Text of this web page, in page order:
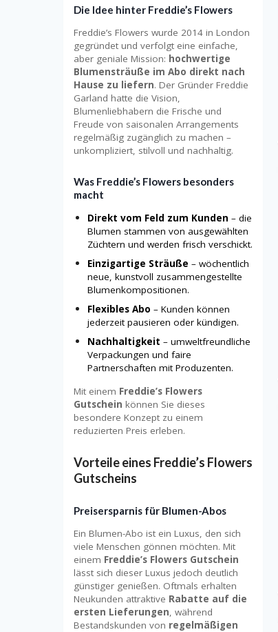
Die Idee hinter Freddie’s Flowers
Freddie’s Flowers wurde 2014 in London
gegründet und verfolgt eine einfache,
aber geniale Mission: hochwertige
Blumensträuße im Abo direkt nach
Hause zu liefern. Der Gründer Freddie
Garland hatte die Vision,
Blumenliebhabern die Frische und
Freude von saisonalen Arrangements
regelmäßig zugänglich zu machen –
unkompliziert, stilvoll und nachhaltig.
Was Freddie’s Flowers besonders
macht
Direkt vom Feld zum Kunden – die
Blumen stammen von ausgewählten
Züchtern und werden frisch verschickt.
Einzigartige Sträuße – wöchentlich
neue, kunstvoll zusammengestellte
Blumenkompositionen.
Flexibles Abo – Kunden können
jederzeit pausieren oder kündigen.
Nachhaltigkeit – umweltfreundliche
Verpackungen und faire
Partnerschaften mit Produzenten.
Mit einem Freddie’s Flowers
Gutschein können Sie dieses
besondere Konzept zu einem
reduzierten Preis erleben.
Vorteile eines Freddie’s Flowers
Gutscheins
Preisersparnis für Blumen-Abos
Ein Blumen-Abo ist ein Luxus, den sich
viele Menschen gönnen möchten. Mit
einem Freddie’s Flowers Gutschein
lässt sich dieser Luxus jedoch deutlich
günstiger genießen. Oftmals erhalten
Neukunden attraktive Rabatte auf die
ersten Lieferungen, während
Bestandskunden von regelmäßigen